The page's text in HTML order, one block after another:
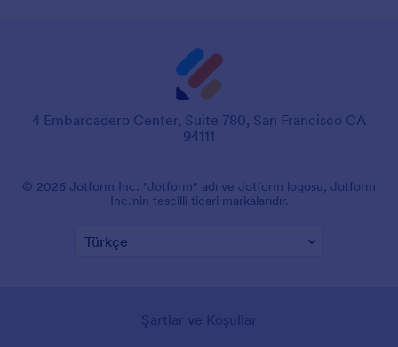
4 Embarcadero Center, Suite 780, San Francisco CA
94111
© 2026 Jotform Inc. "Jotform" adı ve Jotform logosu, Jotform
Inc.'nin tescilli ticari markalarıdır.
Şartlar ve Koşullar